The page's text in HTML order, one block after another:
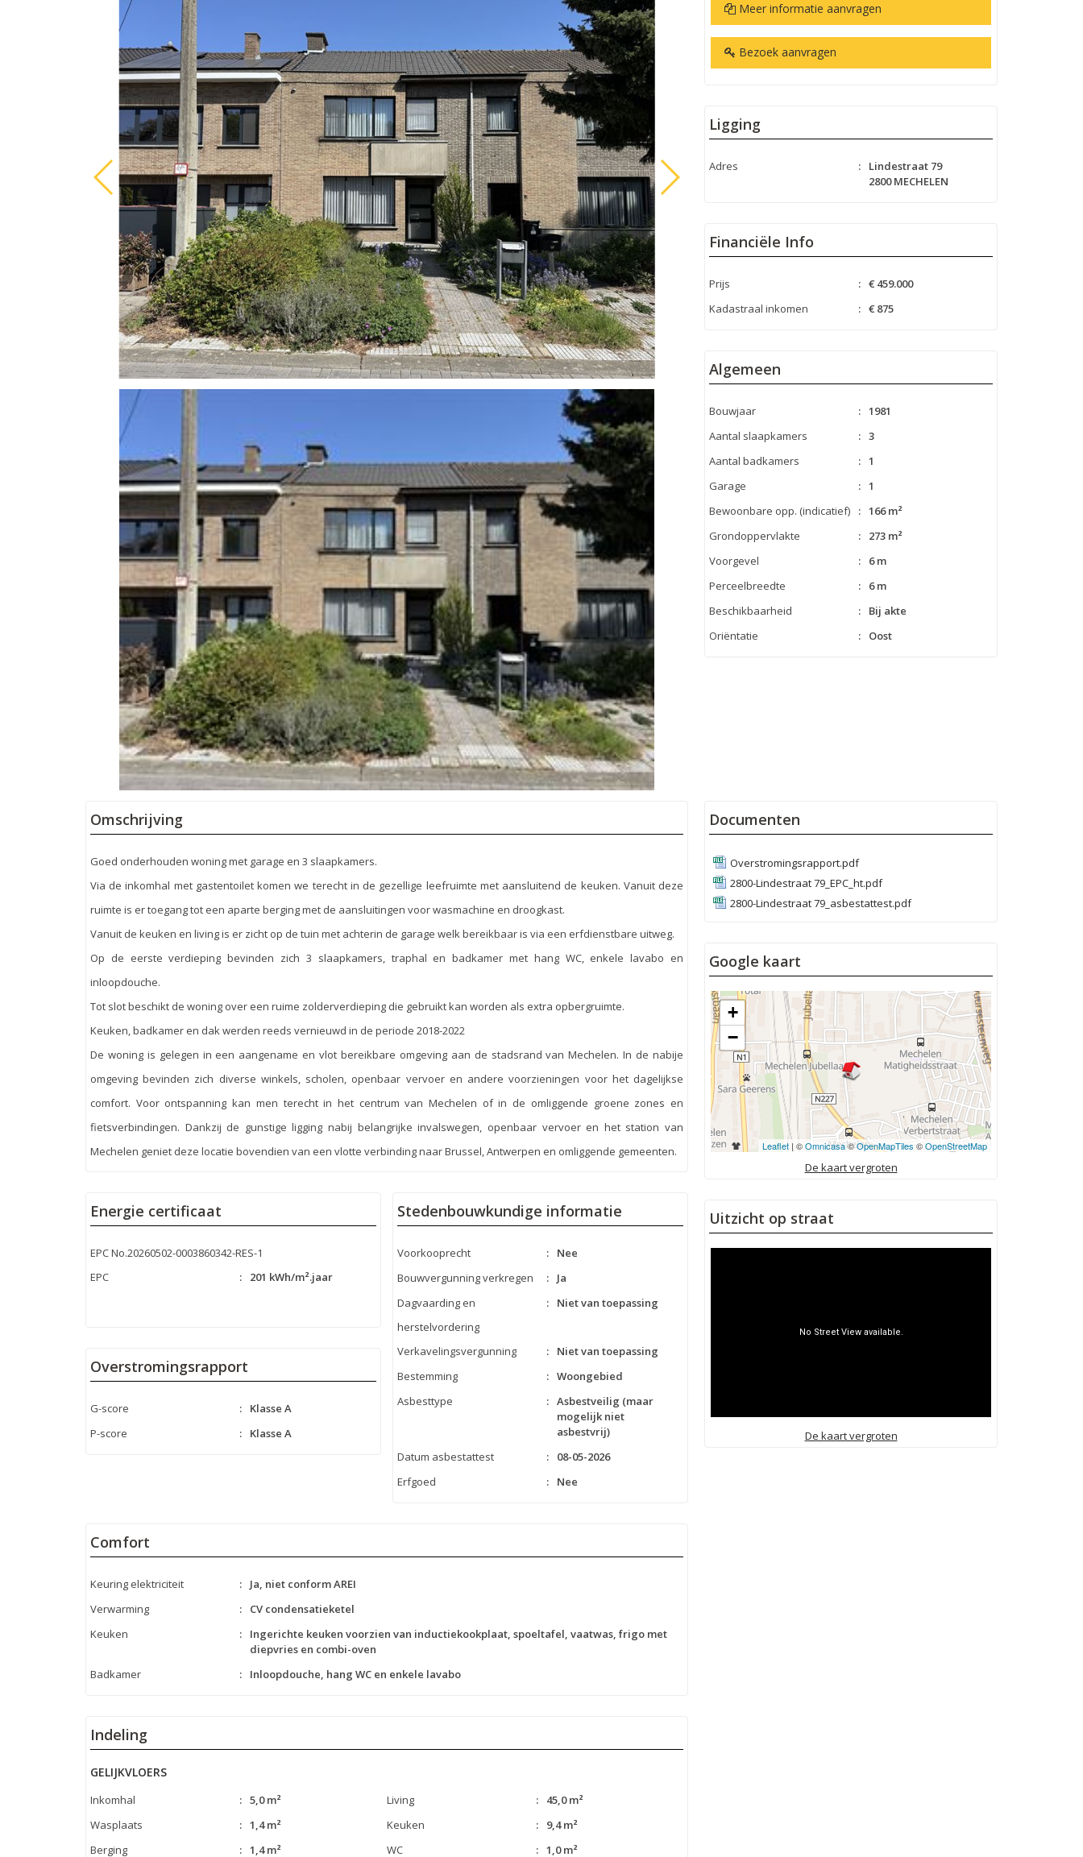
Meer informatie aanvragen
Bezoek aanvragen
Ligging
Adres :
Lindestraat 79
2800 MECHELEN
Financiële Info
Prijs : € 459.000
Kadastraal inkomen
: € 875
Algemeen
Bouwjaar : 1981
Aantal slaapkamers
: 3
Aantal badkamers
: 1
Garage
: 1
Bewoonbare opp. (indicatief)
: 166 m²
Grondoppervlakte
:
273 m²
Voorgevel
:
6 m
Perceelbreedte
:
6 m
Beschikbaarheid
:
Bij akte
Oriëntatie
: Oost
Omschrijving
Goed onderhouden woning met garage en 3 slaapkamers.
Via de inkomhal met gastentoilet komen we terecht in de gezellige leefruimte met aansluitend de keuken. Vanuit deze
ruimte is er toegang tot een aparte berging met de aansluitingen voor wasmachine en droogkast.
Vanuit de keuken en living is er zicht op de tuin met achterin de garage welk bereikbaar is via een erfdienstbare uitweg.
Op de eerste verdieping bevinden zich 3 slaapkamers, traphal en badkamer met hang WC, enkele lavabo en
inloopdouche.
Tot slot beschikt de woning over een ruime zolderverdieping die gebruikt kan worden als extra opbergruimte.
Keuken, badkamer en dak werden reeds vernieuwd in de periode 2018-2022
De woning is gelegen in een aangename en vlot bereikbare omgeving aan de stadsrand van Mechelen. In de nabije
omgeving bevinden zich diverse winkels, scholen, openbaar vervoer en andere voorzieningen voor het dagelijkse
comfort. Voor ontspanning kan men terecht in het centrum van Mechelen of in de omliggende groene zones en
fietsverbindingen. Dankzij de gunstige ligging nabij belangrijke invalswegen, openbaar vervoer en het station van
Mechelen geniet deze locatie bovendien van een vlotte verbinding naar Brussel, Antwerpen en omliggende gemeenten.
Energie certificaat
EPC No.20260502-0003860342-RES-1
EPC
: 201 kWh/m².jaar
Overstromingsrapport
G-score :
Klasse A
P-score
: Klasse A
Stedenbouwkundige informatie
Voorkooprecht :
Nee
Bouwvergunning verkregen
:
Ja
Dagvaarding en
herstelvordering
: Niet van toepassing
Verkavelingsvergunning :
Niet van toepassing
Bestemming
: Woongebied
Asbesttype
: Asbestveilig (maar
mogelijk niet
asbestvrij)
Datum asbestattest
:
08-05-2026
Erfgoed
: Nee
Comfort
Keuring elektriciteit :
Ja, niet conform AREI
Verwarming
:
CV condensatieketel
Keuken
:
Ingerichte keuken voorzien van inductiekookplaat, spoeltafel, vaatwas, frigo met
diepvries en combi-oven
Badkamer
: Inloopdouche, hang WC en enkele lavabo
Indeling
GELIJKVLOERS
Inkomhal : 5,0 m² Living :
45,0 m²
Wasplaats
: 1,4 m² Keuken :
9,4 m²
Berging
: 1,4 m² WC : 1,0 m²
Documenten
Overstromingsrapport.pdf
2800-Lindestraat 79_EPC_ht.pdf
2800-Lindestraat 79_asbestattest.pdf
Google kaart
+
−
Leaflet | ©Omnicasa©OpenMapTiles ©OpenStreetMap
De kaart vergroten
Uitzicht op straat
De kaart vergroten